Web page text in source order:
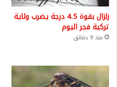
زلزال بقوة 4.5 درجة يضرب ولاية
تركية فجر اليوم
منذ 9 دقائق